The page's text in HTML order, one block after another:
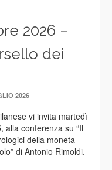
2026 –
dei
2026
vi invita martedì
alla conferenza su “Il
della moneta
di Antonio Rimoldi.